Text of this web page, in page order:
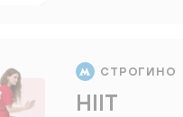
СТРОГИНО
HIIT